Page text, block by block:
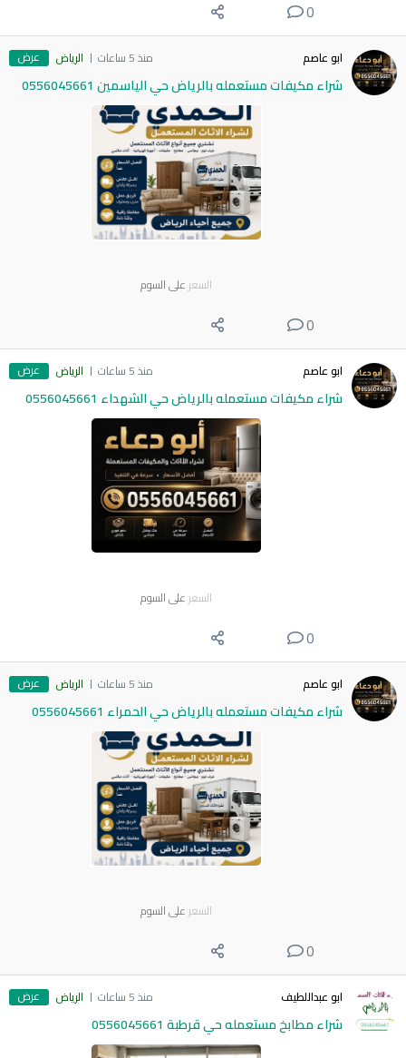
0
ابو عاصم منذ 5 ساعات الرياض عرض
شراء مكيفات مستعمله بالرياض حي الياسمين 0556045661
السعر على السوم
0
ابو عاصم منذ 5 ساعات الرياض عرض
شراء مكيفات مستعمله بالرياض حي الشهداء 0556045661
السعر على السوم
0
ابو عاصم منذ 5 ساعات الرياض عرض
شراء مكيفات مستعمله بالرياض حي الحمراء 0556045661
السعر على السوم
0
ابو عبداللطيف منذ 5 ساعات الرياض عرض
شراء مطابخ مستعمله حي قرطبة 0556045661